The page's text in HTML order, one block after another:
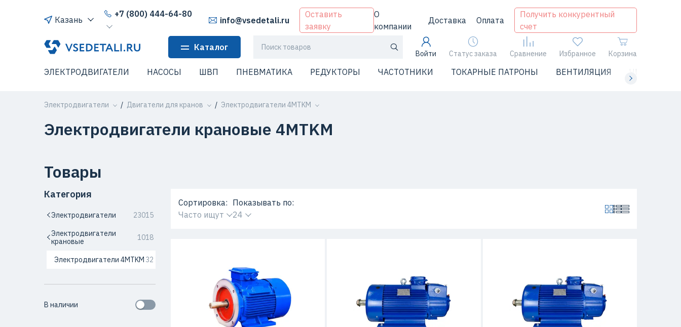
Казань
+7 (800) 444-64-80
info@vsedetali.ru
Оставить
заявку
О
компании
Доставка Оплата
Получить конкурентный
счет
Каталог
Войти Статус заказа Сравнение Избранное Корзина
ЭЛЕКТРОДВИГАТЕЛИ НАСОСЫ ШВП ПНЕВМАТИКА РЕДУКТОРЫ ЧАСТОТНИКИ ТОКАРНЫЕ ПАТРОНЫ ВЕНТИЛЯЦИЯ ЧИЛЛЕРЫ
Электродвигатели Двигатели для кранов Электродвигатели 4MTKM
Электродвигатели крановые 4MTKM
Товары
Категория
Электродвигатели
23015
Электродвигатели
крановые
1018
Электродвигатели 4MTKM 32
В наличии
Сортировка:
Часто ищут
Показывать по:
24